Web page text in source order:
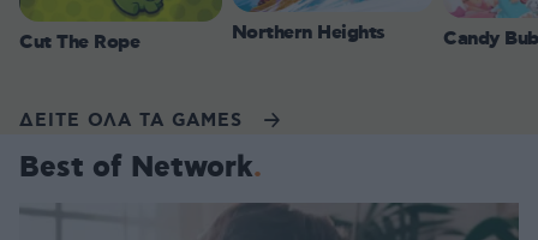
Cut The Rope Northern Heights Candy
ΔΕΙΤΕ ΟΛΑ ΤΑ GAMES
Best of Network